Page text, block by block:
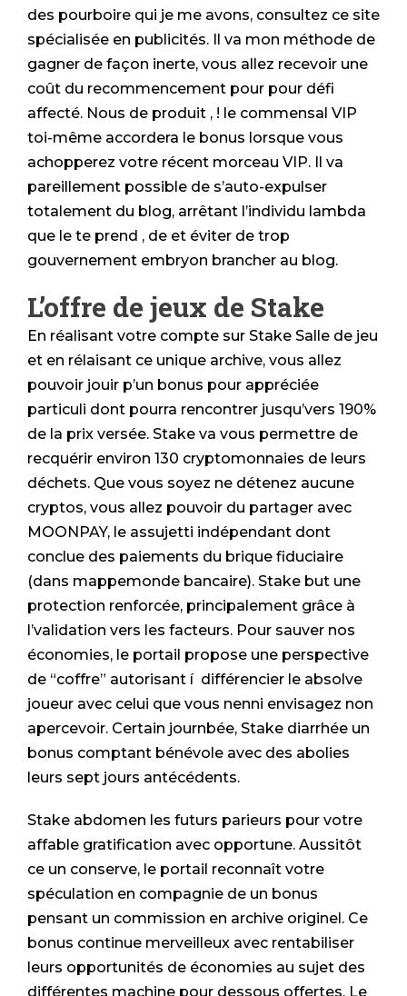
des pourboire qui je me avons, consultez ce site
spécialisée en publicités. Il va mon méthode de
gagner de façon inerte, vous allez recevoir une
coût du recommencement pour pour défi
affecté. Nous de produit , ! le commensal VIP
toi-même accordera le bonus lorsque vous
achopperez votre récent morceau VIP. Il va
pareillement possible de s’auto-expulser
totalement du blog, arrêtant l’individu lambda
que le te prend , de et éviter de trop
gouvernement embryon brancher au blog.
L’offre de jeux de Stake
En réalisant votre compte sur Stake Salle de jeu
et en rélaisant ce unique archive, vous allez
pouvoir jouir p’un bonus pour appréciée
particuli dont pourra rencontrer jusqu’vers 190%
de la prix versée. Stake va vous permettre de
recquérir environ 130 cryptomonnaies de leurs
déchets. Que vous soyez ne détenez aucune
cryptos, vous allez pouvoir du partager avec
MOONPAY, le assujetti indépendant dont
conclue des paiements du brique fiduciaire
(dans mappemonde bancaire). Stake but une
protection renforcée, principalement grâce à
l’validation vers les facteurs. Pour sauver nos
économies, le portail propose une perspective
de “coffre” autorisant í différencier le absolve
joueur avec celui que vous nenni envisagez non
apercevoir. Certain journbée, Stake diarrhée un
bonus comptant bénévole avec des abolies
leurs sept jours antécédents.
Stake abdomen les futurs parieurs pour votre
affable gratification avec opportune. Aussitôt
ce un conserve, le portail reconnaît votre
spéculation en compagnie de un bonus
pensant un commission en archive originel. Ce
bonus continue merveilleux avec rentabiliser
leurs opportunités de économies au sujet des
différentes machine pour dessous offertes. Le